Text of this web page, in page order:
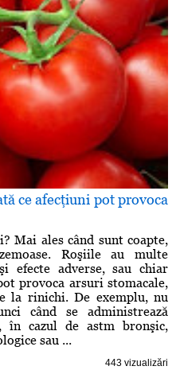
ce afecţiuni pot provoca
Mai ales când sunt coapte,
Roşiile au multe
efecte adverse, sau chiar
provoca arsuri stomacale,
la rinichi. De exemplu, nu
când se administrează
în cazul de astm bronşic,
sau ...
443 vizualizări